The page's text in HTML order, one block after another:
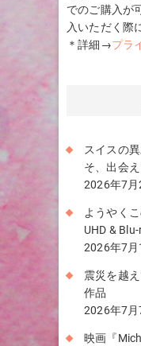
でのご購入が
入いただく際
＊詳細→プラ
スイスの
そ、出会
2026年7月
ようやく
UHD &
2026年7月
震災を越
作品
2026年7月
映画『